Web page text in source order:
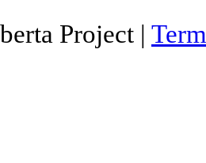
Project |